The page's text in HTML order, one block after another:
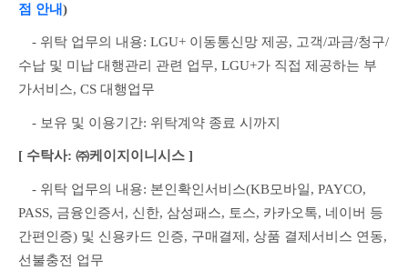
점 안내)
- 위탁 업무의 내용: LGU+ 이동통신망 제공, 고객/과금/청구/
수납 및 미납 대행관리 관련 업무, LGU+가 직접 제공하는 부
가서비스, CS 대행업무
- 보유 및 이용기간: 위탁계약 종료 시까지
[ 수탁사: ㈜케이지이니시스 ]
- 위탁 업무의 내용: 본인확인서비스(KB모바일, PAYCO,
PASS, 금융인증서, 신한, 삼성패스, 토스, 카카오톡, 네이버 등
간편인증) 및 신용카드 인증, 구매결제, 상품 결제서비스 연동,
선불충전 업무